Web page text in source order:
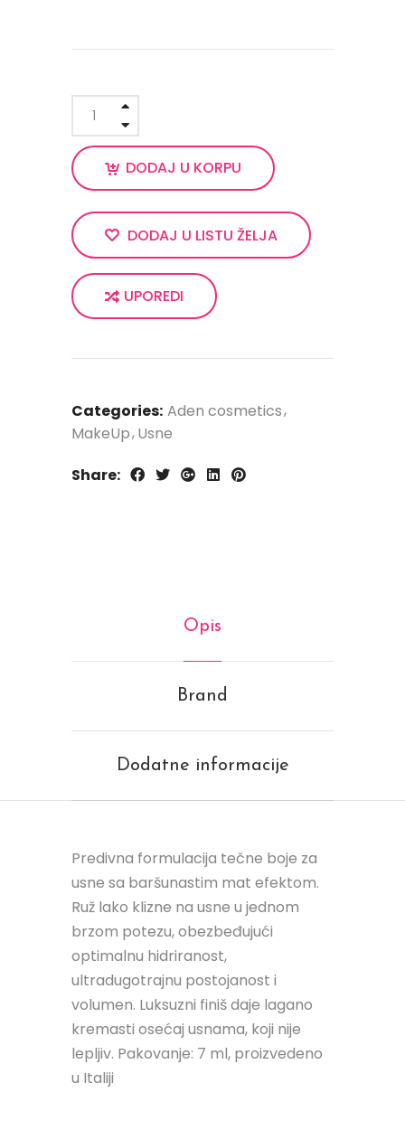
DODAJ U KORPU
DODAJ U LISTU ŽELJA
UPOREDI
Categories: Aden cosmetics
MakeUp Usne
Share:
Opis
Brand
Dodatne informacije
Predivna formulacija tečne boje za
usne sa baršunastim mat efektom.
Ruž lako klizne na usne u jednom
brzom potezu, obezbeđujući
optimalnu hidriranost,
ultradugotrajnu postojanost i
volumen. Luksuzni finiš daje lagano
kremasti osećaj usnama, koji nije
lepljiv. Pakovanje: 7 ml, proizvedeno
u Italiji